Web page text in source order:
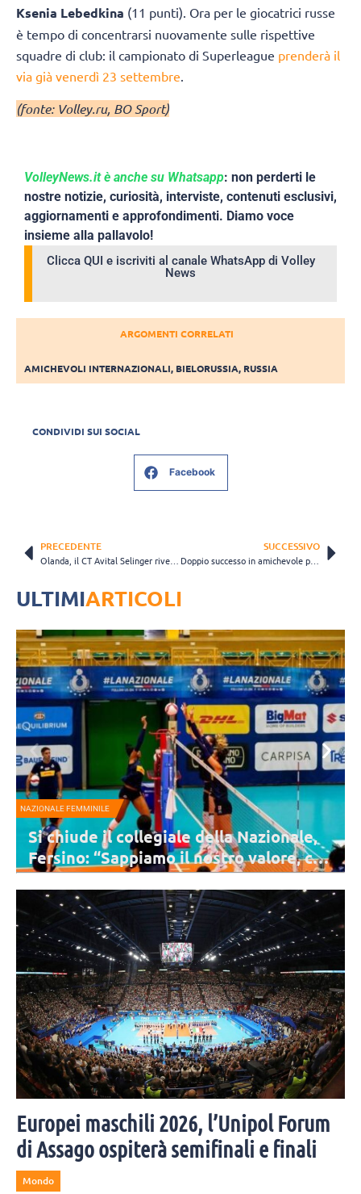
Ksenia Lebedkina (11 punti). Ora per le giocatrici russe
è tempo di concentrarsi nuovamente sulle rispettive
squadre di club: il campionato di Superleague prenderà il
via già venerdì 23 settembre
(fonte: Volley.ru, BO Sport)
VolleyNews.it è anche su Whatsapp: non perderti le
nostre notizie, curiosità, interviste, contenuti esclusivi,
aggiornamenti e approfondimenti. Diamo voce
insieme alla pallavolo!
Clicca QUI e iscriviti al canale WhatsApp di Volley
News
ARGOMENTI CORRELATI
AMICHEVOLI INTERNAZIONALI, BIELORUSSIA, RUSSIA
CONDIVIDI SUI SOCIAL
Facebook
PRECEDENTE SUCCESSIVO
Doppio successo in amichevole per la Bulgaria contro la Corea del Sud
ULTIMIARTICOLI
NAZIONALE FEMMINILE
Si chiude il collegiale della Nazionale,
Fersino: “Sappiamo il nostro valore, chi
siamo”
Seniores Femminile impegnata nel collegiale di preparazione ai
Campionati Europei.
Europei maschili 2026, l’Unipol Forum
di Assago ospiterà semifinali e finali
Mondo